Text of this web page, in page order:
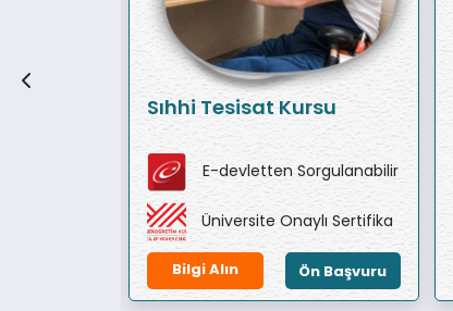
Sıhhi Tesisat Kursu
E-devletten Sorgulanabilir
Üniversite Onaylı Sertifika
Bilgi Alın Ön Başvuru